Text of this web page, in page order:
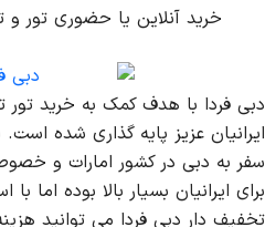
خرید آنلاین یا حضوری تور
دبی فردا با هدف کمک به خرید تور
ایرانیان عزیز پایه گذاری شده
سفر به دبی در کشور امارات و
برای ایرانیان بسیار بالا بوده اما